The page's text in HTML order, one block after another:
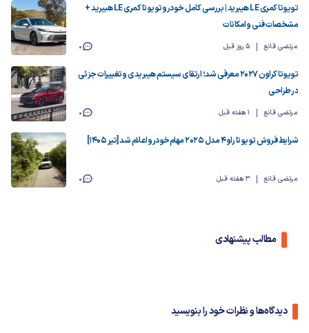
تویوتا کمری LE هیبرید | بررسی کامل خودرو تویوتا کمری LE هیبرید +
مشخصات فنی و امکانات
مرتضی قانع 5 روز قبل 0
تویوتا کراون ۲۰۲۷ معرفی شد؛ ارتقای سیستم هیبریدی و تغییرات جزئی
در طراحی
مرتضی قانع 1 هفته قبل 0
شرایط فروش تویوتا راو ۴ مدل ۲۰۲۵ مهام‌خودرو اعلام شد [تیر ۱۴۰۵]
مرتضی قانع 3 هفته قبل 0
مطالب پیشنهادی
دیدگاه‌ها و نظرات خود را بنویسید